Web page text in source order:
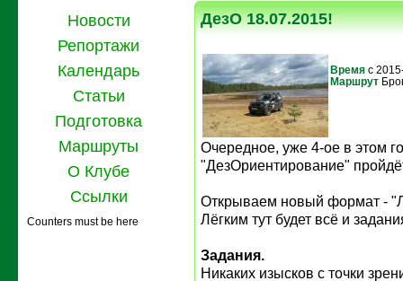
Новости
Репортажи
Календарь
Статьи
Подготовка
Маршруты
О Клубе
Ссылки
Counters must be here
ДезО 18.07.2015!
Время с
Маршрут
Очередное, уже 4-ое в этом
"ДезОриентирование"
Открываем новый формат -
Лёгким тут будет всё и
Задания.
Никаких изысков с точки